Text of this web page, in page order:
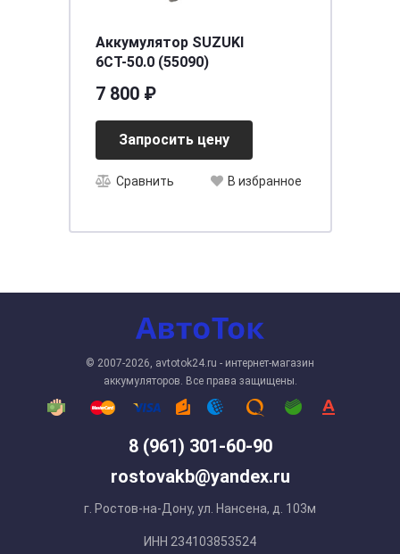
Аккумулятор SUZUKI
6СТ-50.0 (55090)
7 800 ₽
Запросить цену
Сравнить В избранное
8 (961) 301-60-90
rostovakb@yandex.ru
г. Ростов-на-Дону, ул. Нансена, д. 103м
ИНН 234103853524
© 2007-2026, avtotok24.ru - интернет-магазин
аккумуляторов. Все права защищены.